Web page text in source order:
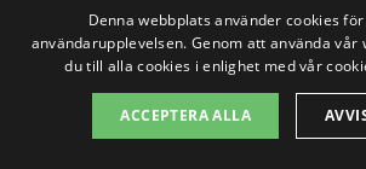
Att investera i solpaneler är
steg mot mer hållbar energi,
också leda till lägre
Denna webbplats använder cookies
användarupplevelsen. Genom att använda vår
du till alla cookies i enlighet med vår
ACCEPTERA ALLA